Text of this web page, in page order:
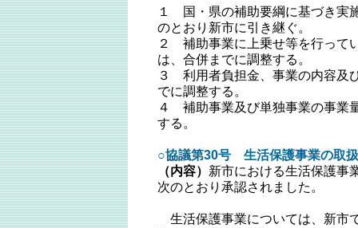
１ 国・県の補助要綱に基づき実
のとおり新市に引き継ぐ。
２ 補助事業に上乗せ等を行って
は、合併までに調整する。
３ 利用者負担金、事業の内容及
でに調整する。
４ 補助事業及び単独事業の事業
する。
○協議第30号 生活保護事業の取
（内容） 新市における生活保護事
次のとおり承認されました。
生活保護事業については、新市